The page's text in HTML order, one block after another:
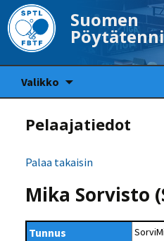
Suomen
Valikko
Pelaajatiedot
Palaa takaisin
Mika Sorvisto
Tunnus